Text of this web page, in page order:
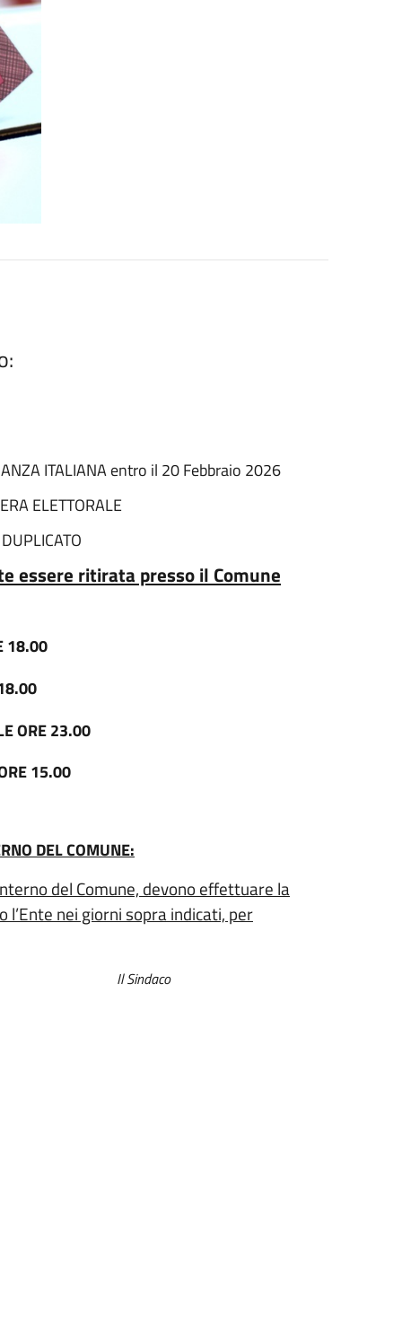
ITALIANA entro il 20 Febbraio 2026
ELETTORALE
essere ritirata presso il Comune
18.00
ORE 23.00
15.00
DEL COMUNE:
del Comune, devono effettuare la
nei giorni sopra indicati, per
Il Sindaco